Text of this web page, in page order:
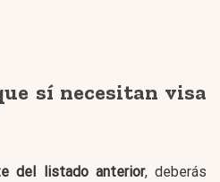
sí necesitan visa
del listado anterior, deberás